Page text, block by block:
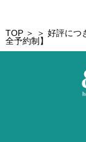
TOP＞ ＞ 好評につ
全予約制】